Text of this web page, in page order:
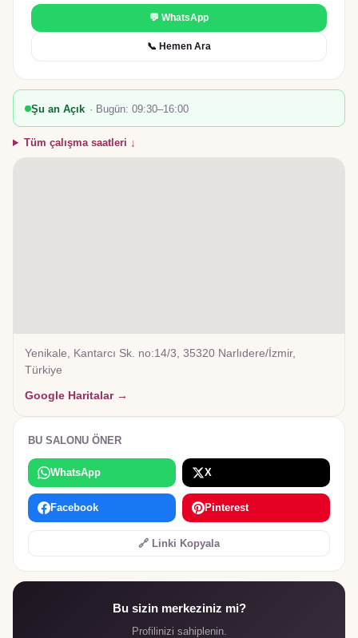
💬 WhatsApp
📞 Hemen Ara
Şu an Açık · Bugün: 09:30–16:00
Tüm çalışma saatleri ↓
Yenikale, Kantarcı Sk. no:14/3, 35320 Narlıdere/İzmir,
Türkiye
Google Haritalar →
BU SALONU ÖNER
WhatsApp X
Facebook Pinterest
🔗 Linki Kopyala
Bu sizin merkeziniz mi?
Profilinizi sahiplenin.